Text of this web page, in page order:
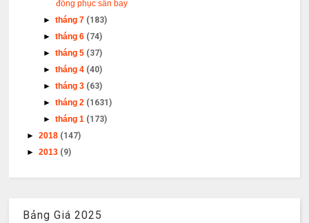
đồng phục sân bay
►tháng 7 (183)
►tháng 6 (74)
►tháng 5 (37)
►tháng 4 (40)
►tháng 3 (63)
►tháng 2 (1631)
►tháng 1 (173)
►2018 (147)
►2013 (9)
Bảng Giá 2025